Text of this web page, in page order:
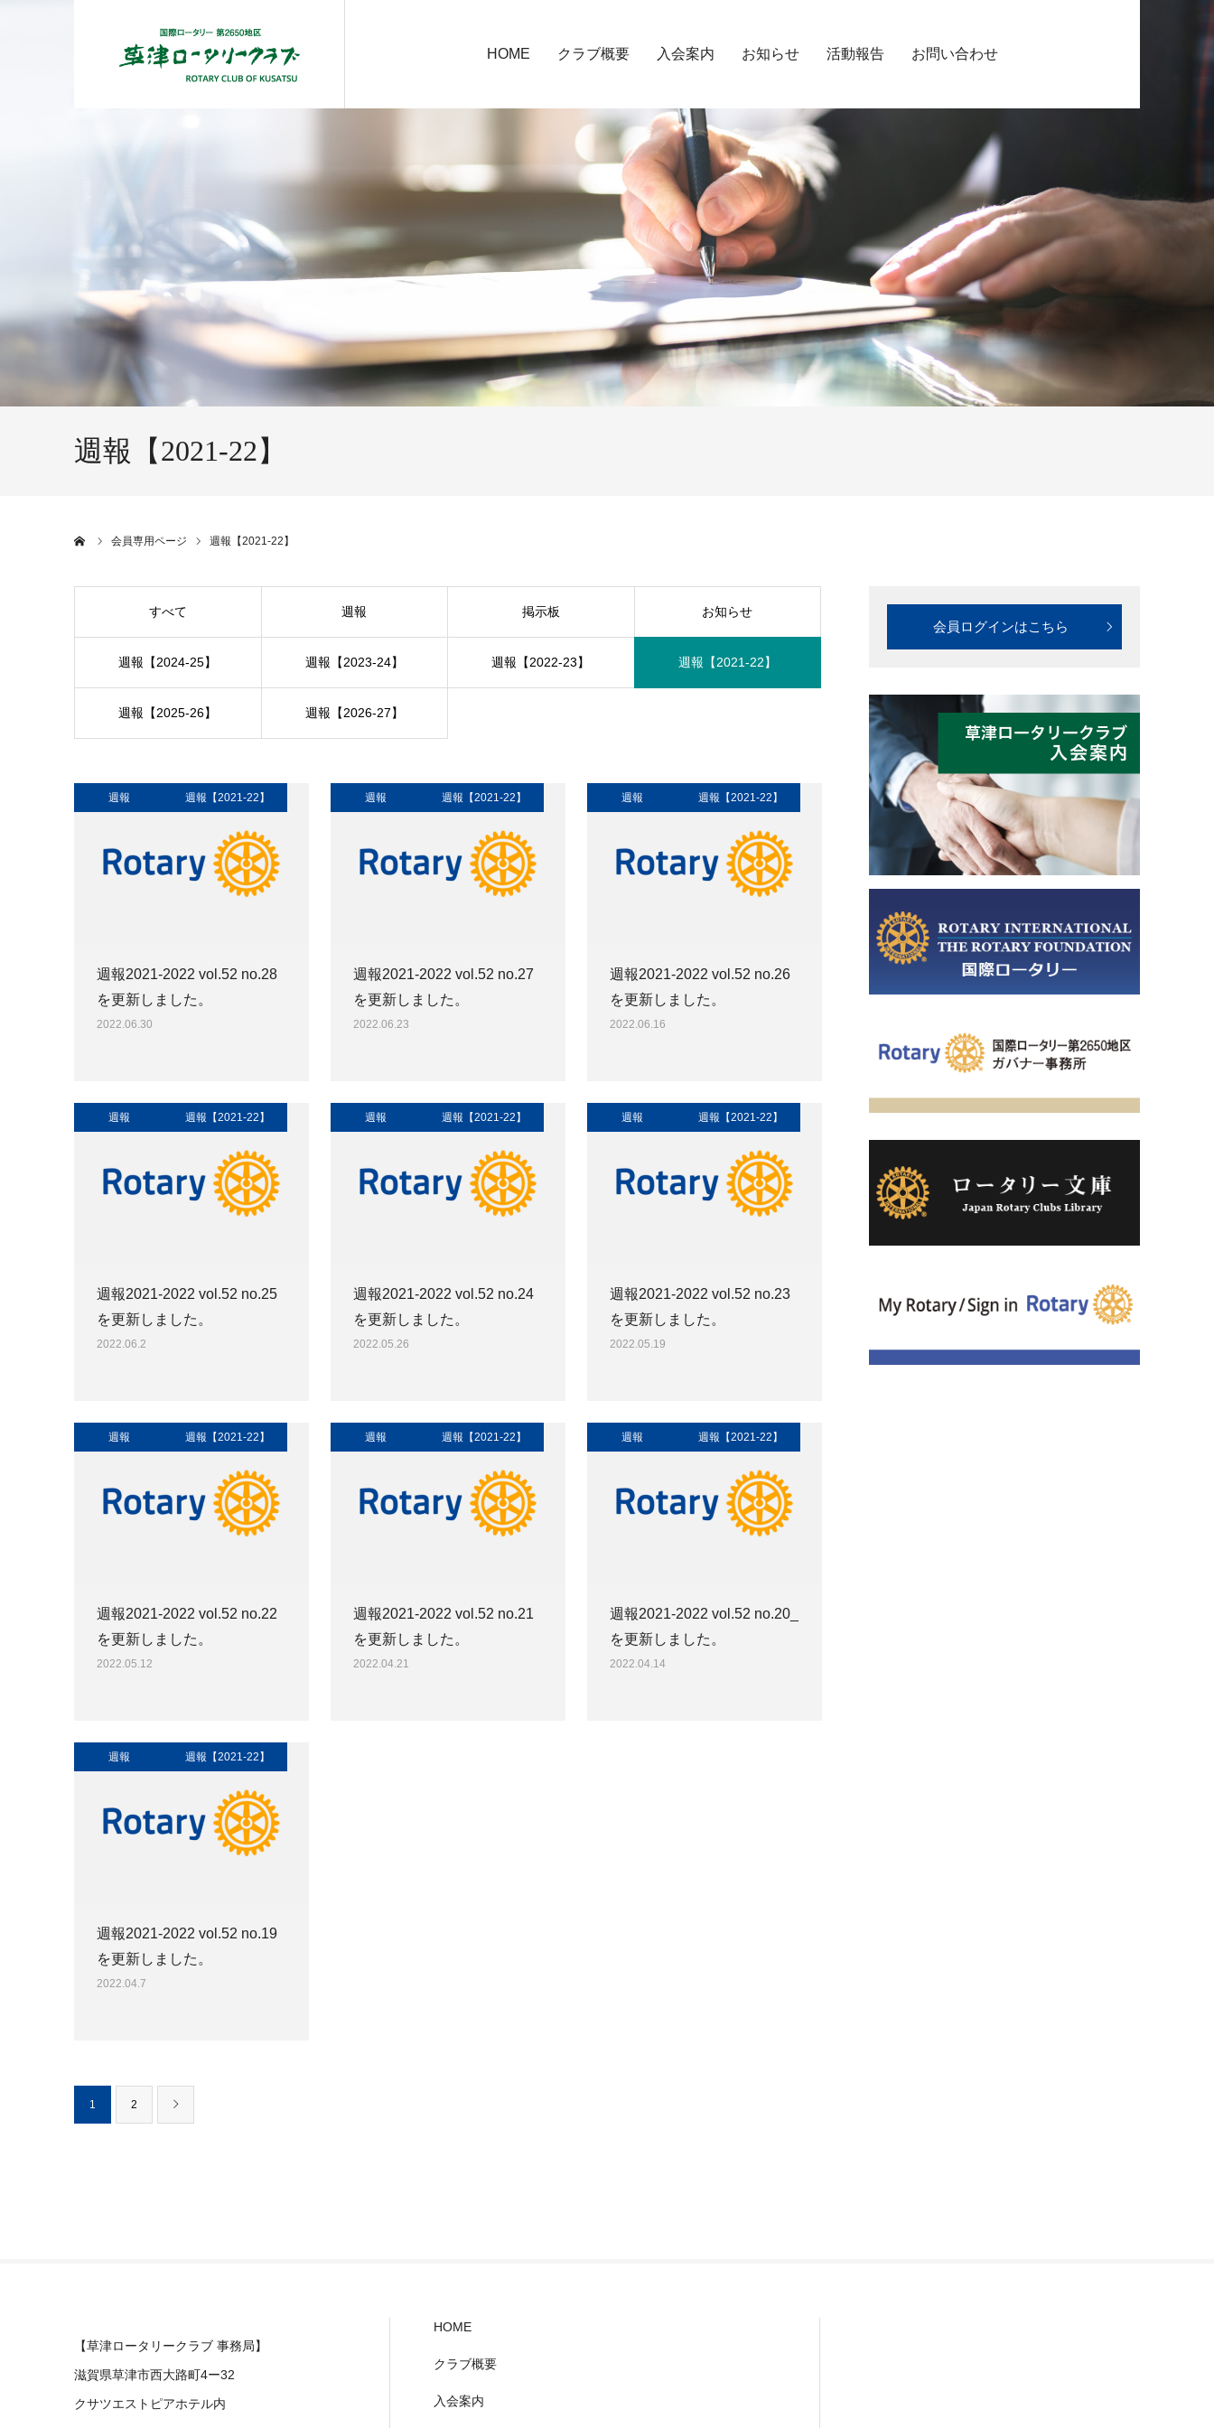
HOME クラブ概要 入会案内 お知らせ 活動報告 お問い合わせ
週報【2021-22】
会員専用ページ 週報【2021-22】
すべて 週報 掲示板 お知らせ
週報【2024-25】 週報【2023-24】 週報【2022-23】 週報【2021-22】
週報【2025-26】 週報【2026-27】
週報2021-2022 vol.52 no.28
を更新しました。
2022.06.30
週報 週報【2021-22】
週報2021-2022 vol.52 no.27
を更新しました。
2022.06.23
週報 週報【2021-22】
週報2021-2022 vol.52 no.26
を更新しました。
2022.06.16
週報 週報【2021-22】
週報2021-2022 vol.52 no.25
を更新しました。
2022.06.2
週報 週報【2021-22】
週報2021-2022 vol.52 no.24
を更新しました。
2022.05.26
週報 週報【2021-22】
週報2021-2022 vol.52 no.23
を更新しました。
2022.05.19
週報 週報【2021-22】
週報2021-2022 vol.52 no.22
を更新しました。
2022.05.12
週報 週報【2021-22】
週報2021-2022 vol.52 no.21
を更新しました。
2022.04.21
週報 週報【2021-22】
週報2021-2022 vol.52 no.20_
を更新しました。
2022.04.14
週報 週報【2021-22】
週報2021-2022 vol.52 no.19
を更新しました。
2022.04.7
週報 週報【2021-22】
1 2
会員ログインはこちら
【草津ロータリークラブ 事務局】
滋賀県草津市西大路町4ー32
クサツエストピアホテル内
HOME
クラブ概要
入会案内